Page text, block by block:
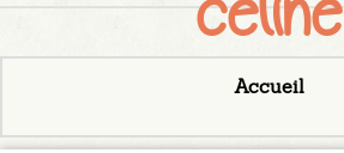
Accueil